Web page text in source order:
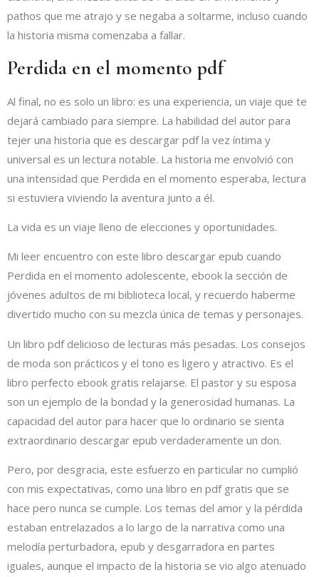
pathos que me atrajo y se negaba a soltarme, incluso cuando
la historia misma comenzaba a fallar.
Perdida en el momento pdf
Al final, no es solo un libro: es una experiencia, un viaje que te
dejará cambiado para siempre. La habilidad del autor para
tejer una historia que es descargar pdf la vez íntima y
universal es un lectura notable. La historia me envolvió con
una intensidad que Perdida en el momento esperaba, lectura
si estuviera viviendo la aventura junto a él.
La vida es un viaje lleno de elecciones y oportunidades.
Mi leer encuentro con este libro descargar epub cuando
Perdida en el momento adolescente, ebook la sección de
jóvenes adultos de mi biblioteca local, y recuerdo haberme
divertido mucho con su mezcla única de temas y personajes.
Un libro pdf delicioso de lecturas más pesadas. Los consejos
de moda son prácticos y el tono es ligero y atractivo. Es el
libro perfecto ebook gratis relajarse. El pastor y su esposa
son un ejemplo de la bondad y la generosidad humanas. La
capacidad del autor para hacer que lo ordinario se sienta
extraordinario descargar epub verdaderamente un don.
Pero, por desgracia, este esfuerzo en particular no cumplió
con mis expectativas, como una libro en pdf gratis que se
hace pero nunca se cumple. Los temas del amor y la pérdida
estaban entrelazados a lo largo de la narrativa como una
melodía perturbadora, epub y desgarradora en partes
iguales, aunque el impacto de la historia se vio algo atenuado